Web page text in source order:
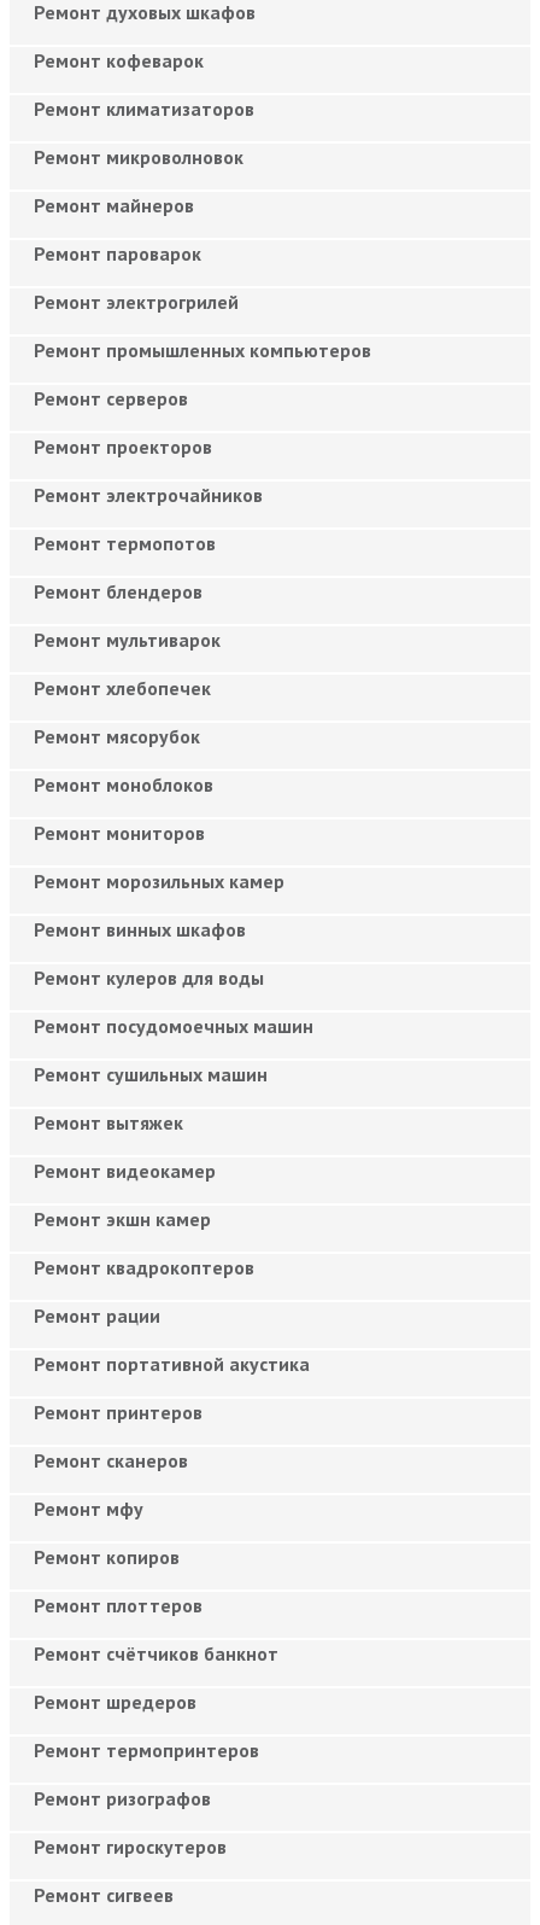
Ремонт духовых шкафов
Ремонт кофеварок
Ремонт климатизаторов
Ремонт микроволновок
Ремонт майнеров
Ремонт пароварок
Ремонт электрогрилей
Ремонт промышленных компьютеров
Ремонт серверов
Ремонт проекторов
Ремонт электрочайников
Ремонт термопотов
Ремонт блендеров
Ремонт мультиварок
Ремонт хлебопечек
Ремонт мясорубок
Ремонт моноблоков
Ремонт мониторов
Ремонт морозильных камер
Ремонт винных шкафов
Ремонт кулеров для воды
Ремонт посудомоечных машин
Ремонт сушильных машин
Ремонт вытяжек
Ремонт видеокамер
Ремонт экшн камер
Ремонт квадрокоптеров
Ремонт рации
Ремонт портативной акустика
Ремонт принтеров
Ремонт сканеров
Ремонт мфу
Ремонт копиров
Ремонт плоттеров
Ремонт счётчиков банкнот
Ремонт шредеров
Ремонт термопринтеров
Ремонт ризографов
Ремонт гироскутеров
Ремонт сигвеев